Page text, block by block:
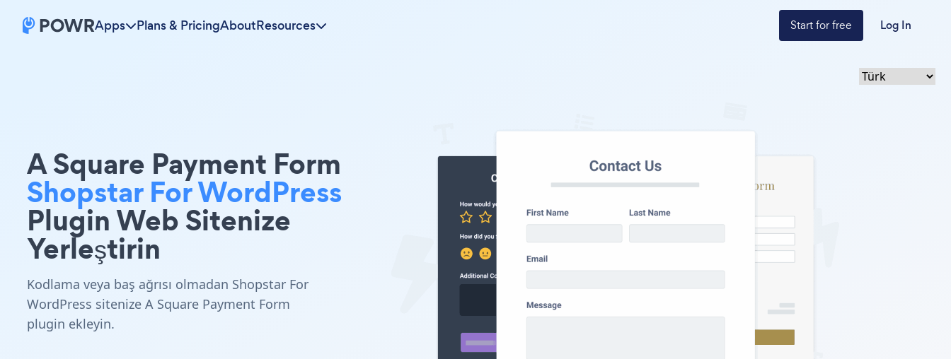
Apps Plans & PricingAboutResources Start for free Log In
A Square Payment Form
Shopstar For WordPress
Plugin Web Sitenize
Yerleştirin
Kodlama veya baş ağrısı olmadan Shopstar For
WordPress sitenize A Square Payment Form
plugin ekleyin.